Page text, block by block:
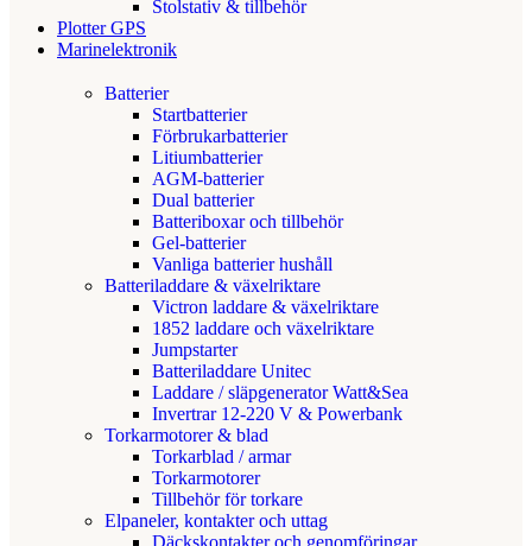
Stolstativ & tillbehör
Plotter GPS
Marinelektronik
Batterier
Startbatterier
Förbrukarbatterier
Litiumbatterier
AGM-batterier
Dual batterier
Batteriboxar och tillbehör
Gel-batterier
Vanliga batterier hushåll
Batteriladdare & växelriktare
Victron laddare & växelriktare
1852 laddare och växelriktare
Jumpstarter
Batteriladdare Unitec
Laddare / släpgenerator Watt&Sea
Invertrar 12-220 V & Powerbank
Torkarmotorer & blad
Torkarblad / armar
Torkarmotorer
Tillbehör för torkare
Elpaneler, kontakter och uttag
Däckskontakter och genomföringar